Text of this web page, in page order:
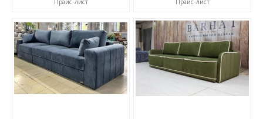
Прайс-лист Прайс-лист